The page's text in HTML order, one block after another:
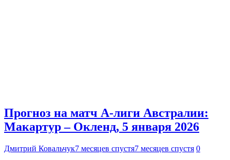
Прогноз на матч А-лиги Австралии:
Макартур – Окленд, 5 января 2026
Дмитрий Ковальчук7 месяцев спустя7 месяцев спустя 0